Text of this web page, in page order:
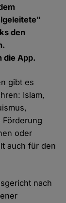
den
die App.
gibt es
Islam,
Förderung
oder
auch für den
nach